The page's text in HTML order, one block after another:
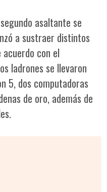
asaltante se
a sustraer distintos
acuerdo con el
ladrones se llevaron
5, dos computadoras
de oro, además de